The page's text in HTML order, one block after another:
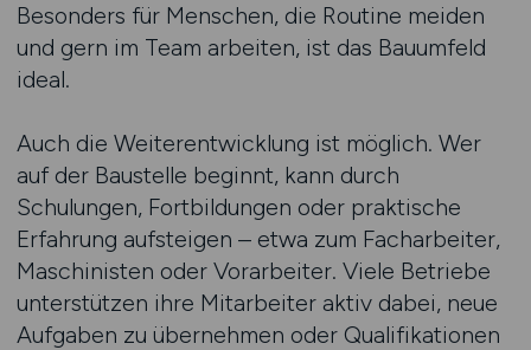
Besonders für Menschen, die Routine meiden
und gern im Team arbeiten, ist das Bauumfeld
ideal.
Auch die Weiterentwicklung ist möglich. Wer
auf der Baustelle beginnt, kann durch
Schulungen, Fortbildungen oder praktische
Erfahrung aufsteigen – etwa zum Facharbeiter,
Maschinisten oder Vorarbeiter. Viele Betriebe
unterstützen ihre Mitarbeiter aktiv dabei, neue
Aufgaben zu übernehmen oder Qualifikationen